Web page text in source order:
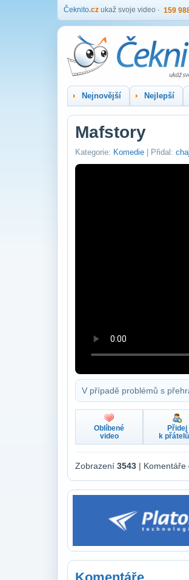
Čeknito.cz ukaž svoje video 159
Nejnovější Nejlepší
Mafstory
Kategorie: Komedie | Přidal:
V případě problémů s
Oblíbené
video
Přidej
k
Zobrazení 3543 | Komentáře